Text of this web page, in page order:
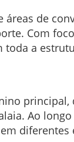
de
Com
toda a
Ao